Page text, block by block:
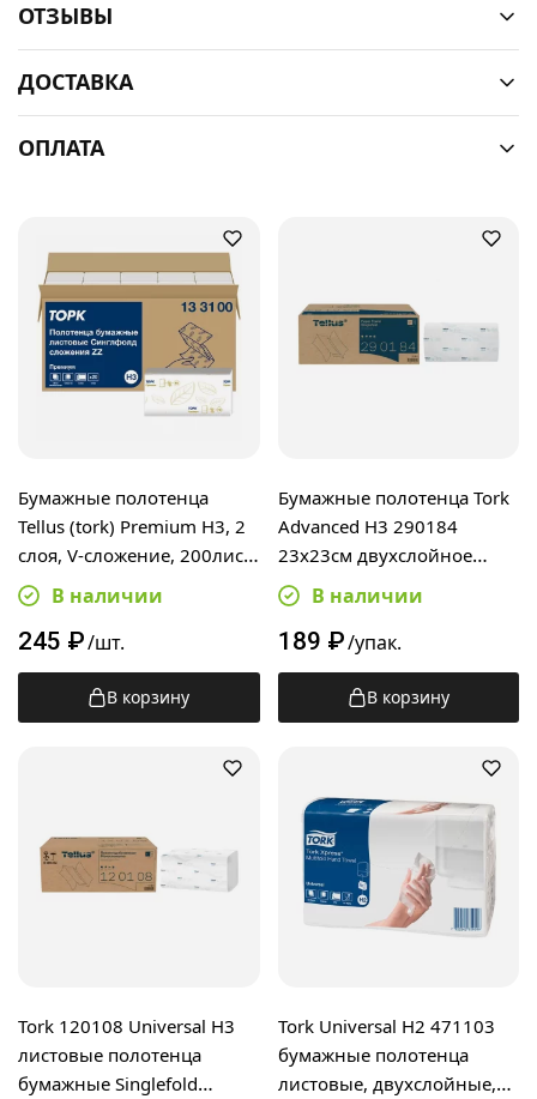
ОТЗЫВЫ
ДОСТАВКА
ОПЛАТА
Бумажные полотенца
Tellus (tork) Premium H3, 2
слоя, V-сложение, 200лист,
белые, 133100
В наличии
245 ₽/шт.
В корзину
Бумажные полотенца Tork
Advanced H3 290184
23х23см двухслойное
200шт, листовое, белое
В наличии
189 ₽/упак.
В корзину
Tork 120108 Universal H3
листовые полотенца
бумажные Singlefold
Tork Universal H2 471103
бумажные полотенца
листовые, двухслойные,